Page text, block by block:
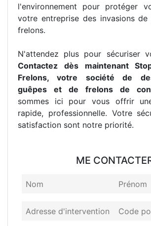
l'environnement pour protéger
votre entreprise des invasions
frelons.
N'attendez plus pour sécuriser
Contactez dès maintenant
Frelons, votre société de
guêpes et de frelons de
sommes ici pour vous offrir
rapide, professionnelle. Votre
satisfaction sont notre priorité.
ME